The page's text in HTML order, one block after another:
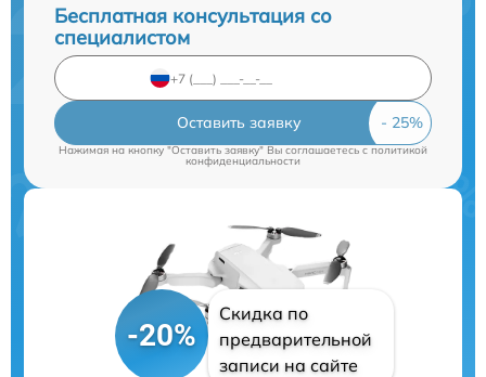
Бесплатная консультация со
специалистом
Оставить заявку
Нажимая на кнопку "Оставить заявку" Вы соглашаетесь cполитикой
конфиденциальности
-20%
Скидка по
предварительной
записи на сайте